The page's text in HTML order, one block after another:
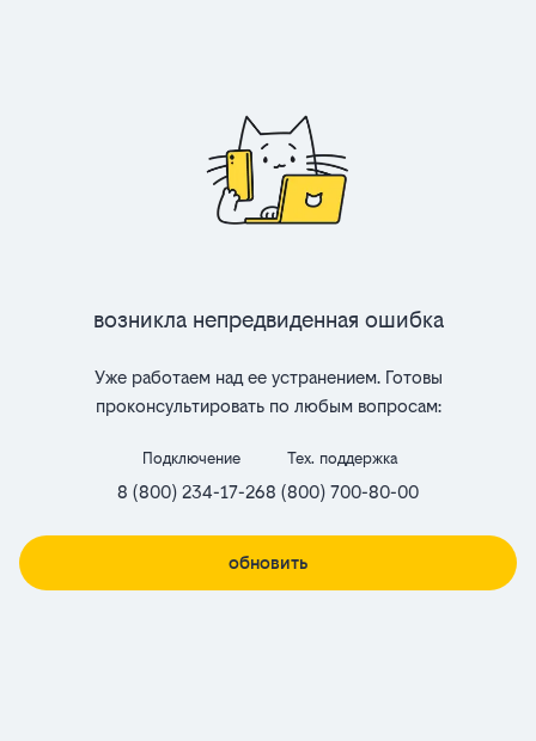
Возникла непредвиденная ошибка
Уже работаем над ее устранением. Готовы
проконсультировать по любым вопросам:
Подключение
8 (800) 234-17-26
Тех. поддержка
8 (800) 700-80-00
обновить